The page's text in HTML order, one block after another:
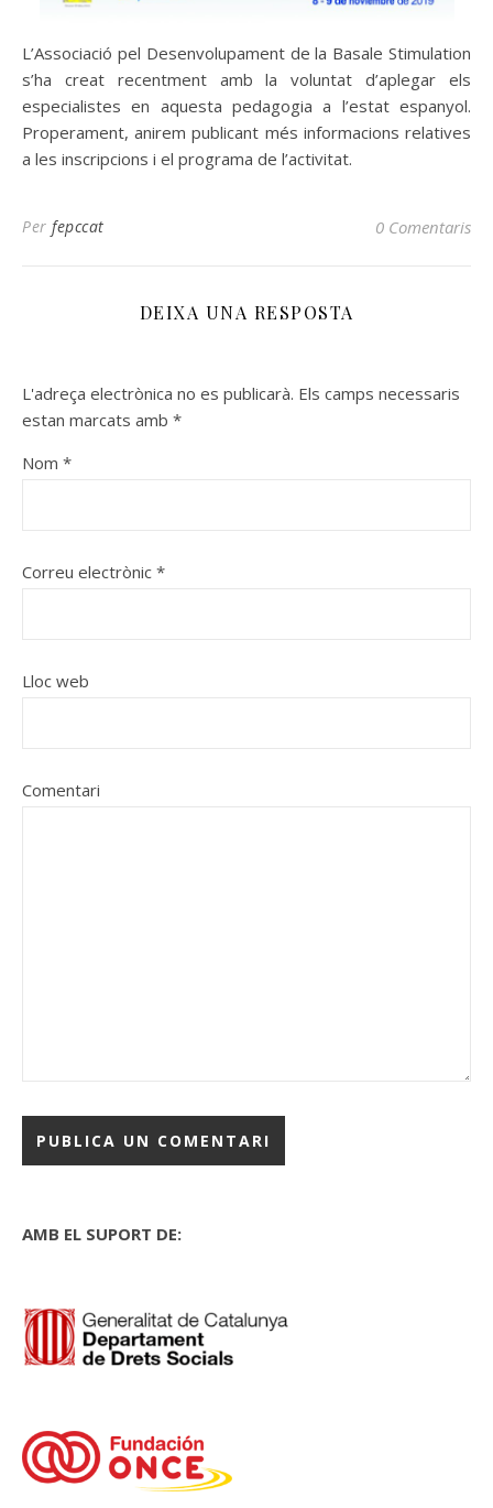
L’Associació pel Desenvolupament de la Basale Stimulation
s’ha creat recentment amb la voluntat d’aplegar els
especialistes en aquesta pedagogia a l’estat espanyol.
Properament, anirem publicant més informacions relatives
a les inscripcions i el programa de l’activitat.
Per fepccat 0 Comentaris
DEIXA UNA RESPOSTA
L'adreça electrònica no es publicarà. Els camps necessaris
estan marcats amb *
Nom *
Correu electrònic *
Lloc web
Comentari
AMB EL SUPORT DE: